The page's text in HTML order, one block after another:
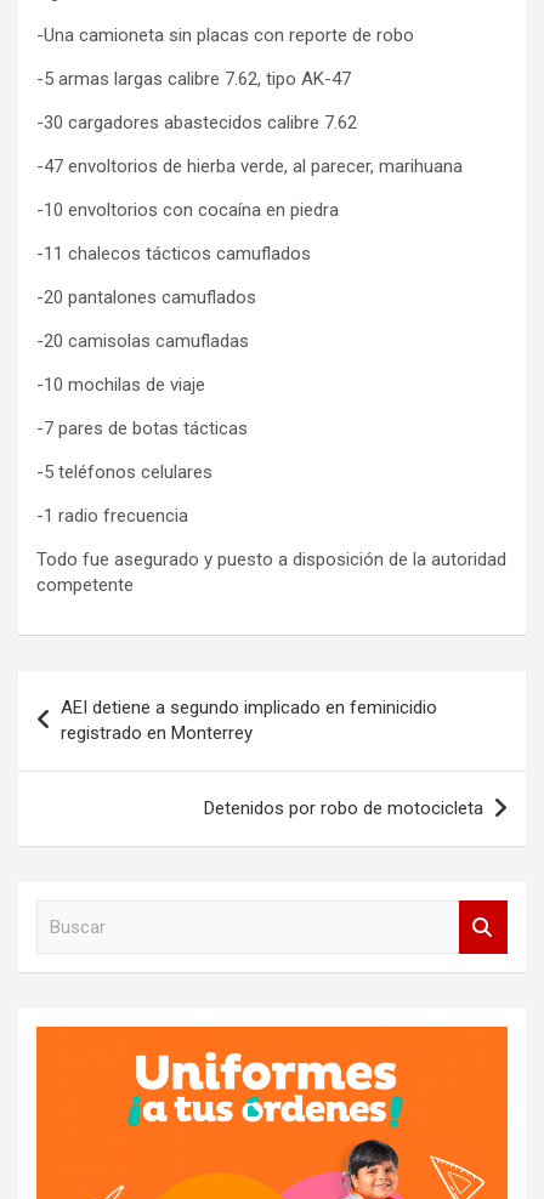
-Una camioneta sin placas con reporte de robo
-5 armas largas calibre 7.62, tipo AK-47
-30 cargadores abastecidos calibre 7.62
-47 envoltorios de hierba verde, al parecer, marihuana
-10 envoltorios con cocaína en piedra
-11 chalecos tácticos camuflados
-20 pantalones camuflados
-20 camisolas camufladas
-10 mochilas de viaje
-7 pares de botas tácticas
-5 teléfonos celulares
-1 radio frecuencia
Todo fue asegurado y puesto a disposición de la autoridad
competente
de
entradas
AEI detiene a segundo implicado en feminicidio
registrado en Monterrey
Detenidos por robo de motocicleta